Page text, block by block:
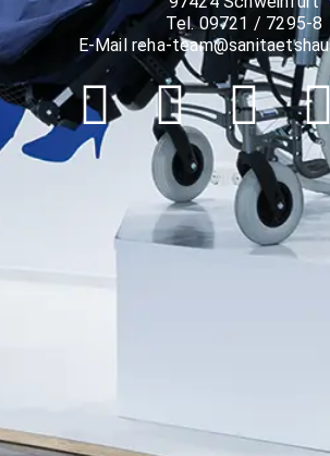
Tel. 09721 / 7295-8
E-Mail reha-